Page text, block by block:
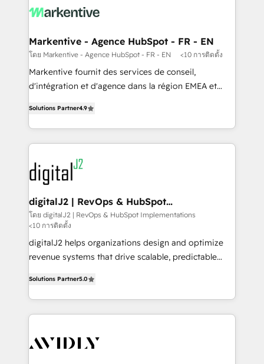
and a 3× Partner of the Year, New Breed turns
HubSpot into your engine for measurable, durable
What do you get? 🤓 Our client's are too busy to
Personal Consultant + Tech Team to handle the
heavy lifting of mapping out AND building your ideal
system. + Get best practices and 'don't know what
you don't know' recommendations to maximize
6,500+ Partners) and was named 2023 HubSpot
Partner of the Year 💥 Trusted by 2,500+ companies
www.onthefuze.com/hubspot-admin Contact us to
learn more!
Markentive - Agence HubSpot - FR - EN
โดย Markentive - Agence HubSpot - FR - EN <10 การติดตั้ง
Markentive fournit des services de conseil,
d'intégration et d'agence dans la région EMEA et
marketing automation, Growth, Revops, CRM et
webdesign. Markentive is both a consulting firm, a
digital agency and an integrator. With over 115
experts in marketing automation, growth, revops,
CRM and webdesign (We focus on EMEA - USA
customers).
Solutions Partner4.9
digitalJ2 | RevOps & HubSpot
Implementations
โดย digitalJ2 | RevOps & HubSpot Implementations
<10 การติดตั้ง
digitalJ2 helps organizations design and optimize
revenue systems that drive scalable, predictable
Partner, we specialize in both strategic RevOps
planning and hands-on technical execution - building
the operational foundation companies need to
Healthcare - Financial Services - Managed IT (MSP) -
Solutions Partner5.0